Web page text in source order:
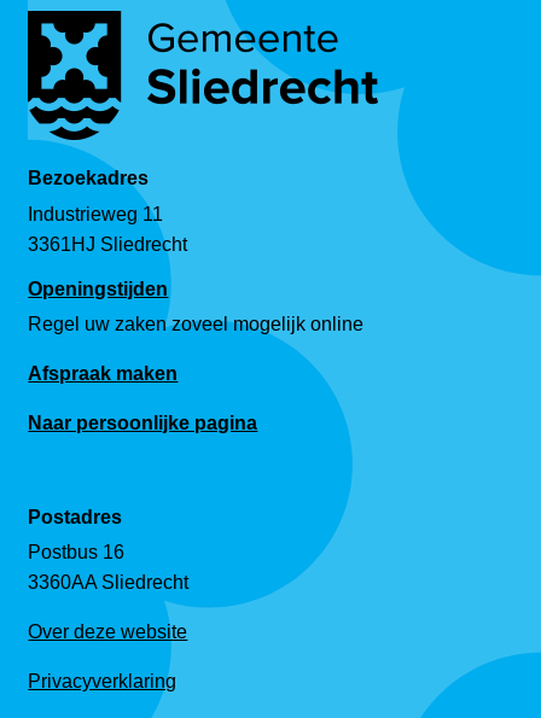
Bezoekadres
Industrieweg 11
3361HJ Sliedrecht
Openingstijden
Regel uw zaken zoveel mogelijk online
Afspraak maken
Naar persoonlijke pagina
Postadres
Postbus 16
3360AA Sliedrecht
Over deze website
Privacyverklaring